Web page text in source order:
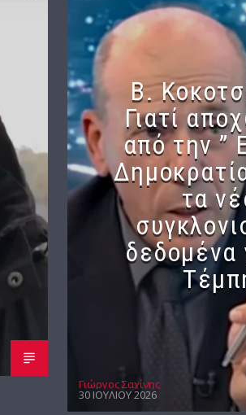
Β.
Γιατί
από την ”
τα
δεδομένα
Γιώργος Σαχίνης
30 ΙΟΥΛΊΟΥ 2026